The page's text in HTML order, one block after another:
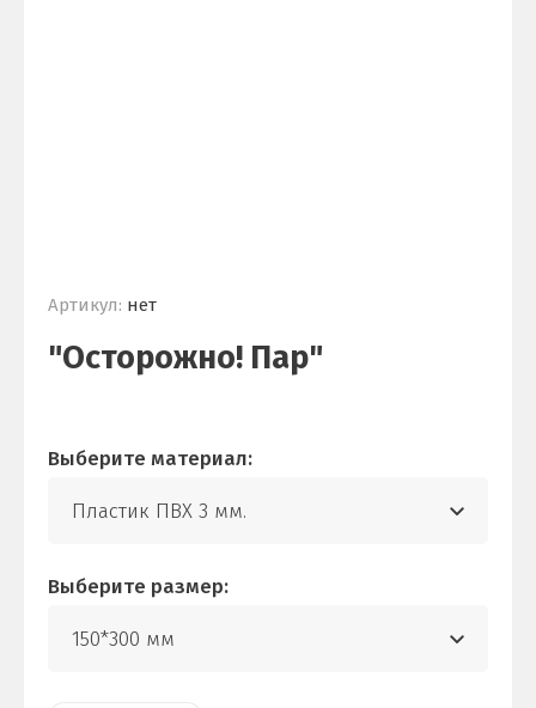
Артикул: нет
"Осторожно! Пар"
Выберите материал:
Пластик ПВХ 3 мм.
Выберите размер:
150*300 мм